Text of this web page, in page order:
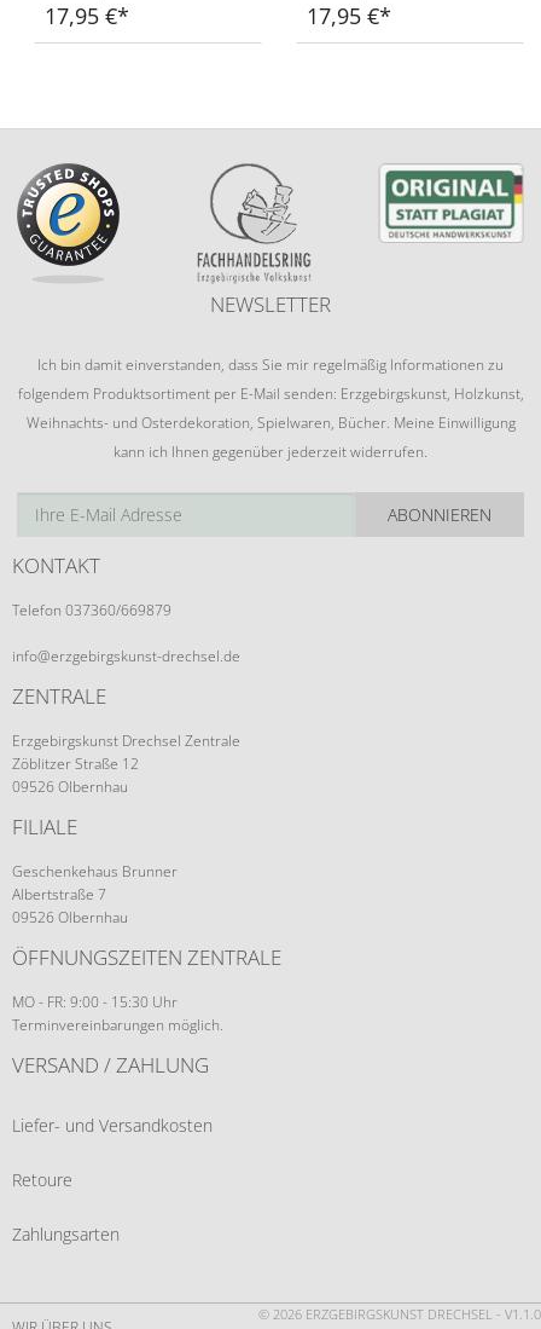
17,95 € 17,95 €
NEWSLETTER
Ich bin damit einverstanden, dass Sie mir regelmäßig Informationen zu
folgendem Produktsortiment per E-Mail senden: Erzgebirgskunst, Holzkunst,
Weihnachts- und Osterdekoration, Spielwaren, Bücher. Meine Einwilligung
kann ich Ihnen gegenüber jederzeit widerrufen.
ABONNIEREN
KONTAKT
Telefon 037360/669879
info@erzgebirgskunst-drechsel.de
ZENTRALE
Erzgebirgskunst Drechsel Zentrale
Zöblitzer Straße 12
09526 Olbernhau
FILIALE
Geschenkehaus Brunner
Albertstraße 7
09526 Olbernhau
ÖFFNUNGSZEITEN ZENTRALE
MO - FR: 9:00 - 15:30 Uhr
Terminvereinbarungen möglich.
VERSAND / ZAHLUNG
Liefer- und Versandkosten
Retoure
Zahlungsarten
© 2026 ERZGEBIRGSKUNST DRECHSEL - V1.1.0